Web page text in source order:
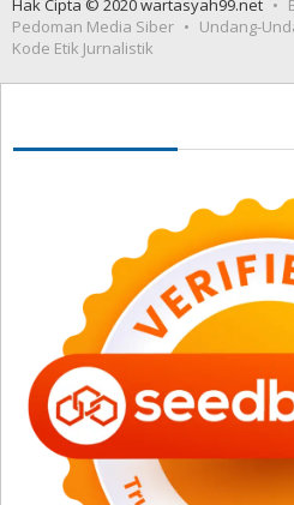
Hak Cipta © 2020 wartasyah99.net
Pedoman Media Siber
Undang-
Kode Etik Jurnalistik